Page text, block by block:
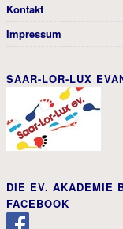
Kontakt
Impressum
SAAR-LOR-LUX
DIE EV. AKADEMIE
FACEBOOK